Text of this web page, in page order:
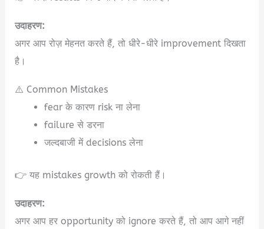
उदाहरण:
अगर आप रोज़ मेहनत करते हैं, तो धीरे-धीरे improvement दिखता
है।
⚠️ Common Mistakes
fear के कारण risk ना लेना
failure से डरना
जल्दबाजी में decisions लेना
👉 यह mistakes growth को रोकती हैं।
उदाहरण:
अगर आप हर opportunity को ignore करते हैं, तो आप आगे नहीं